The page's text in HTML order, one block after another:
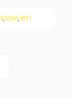
, SONY,VPT1